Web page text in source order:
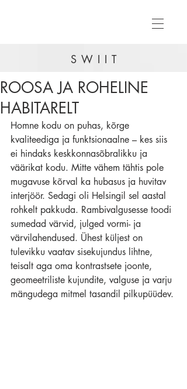
SWIIT
ROOSA JA ROHELINE
HABITARELT
Homne kodu on puhas, kõrge
kvaliteediga ja funktsionaalne – kes siis
ei hindaks keskkonnasõbralikku ja
väärikat kodu. Mitte vähem tähtis pole
mugavuse kõrval ka hubasus ja huvitav
interjöör. Sedagi oli Helsingil sel aastal
rohkelt pakkuda. Rambivalgusesse toodi
sumedad värvid, julged vormi- ja
värvilahendused. Ühest küljest on
tulevikku vaatav sisekujundus lihtne,
teisalt aga oma kontrastsete joonte,
geomeetriliste kujundite, valguse ja varju
mängudega mitmel tasandil pilkupüüdev.